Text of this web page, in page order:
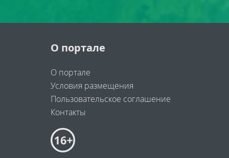
О портале
О портале
Условия размещения
Пользовательское соглашение
Контакты